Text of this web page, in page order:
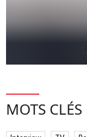
MOTS CLÉS